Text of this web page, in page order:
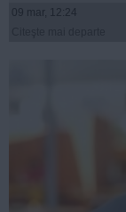
09 mar, 12:24